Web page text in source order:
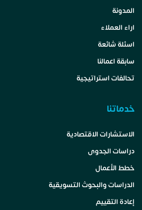
المدونة
اراء العملاء
اسئلة شائعة
سابقة اعمالنا
تحالفات استراتيجية
خدماتنا
الاستشارات الاقتصادية
دراسات الجدوى
خطط الأعمال
الدراسات والبحوث التسويقية
إعادة التقييم